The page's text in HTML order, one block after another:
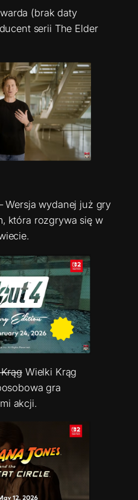
(brak daty
serii The Elder
wydanej już gry
która rozgrywa się w
Wielki Krąg
gra
akcji.